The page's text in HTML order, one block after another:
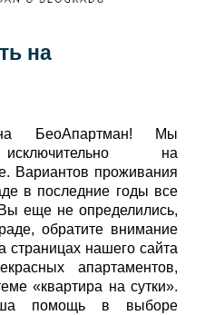
на
БeoАпартман! Мы
исключительно на
Вариантов проживания
в последние годы все
еще не определились,
обратите внимание
нашего сайта
апартаментов,
«квартира на сутки».
помощь в выборе